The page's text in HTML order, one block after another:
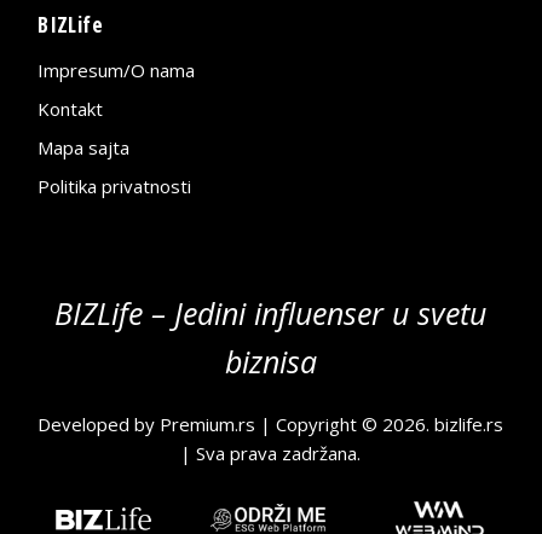
BIZLife
Impresum/O nama
Kontakt
Mapa sajta
Politika privatnosti
BIZLife – Jedini influenser u svetu
biznisa
Developed by Premium.rs | Copyright © 2026.bizlife.rs
| Sva prava zadržana.